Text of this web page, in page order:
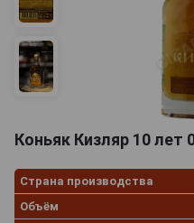
Коньяк Кизляр 10 лет
Страна производства
Объём